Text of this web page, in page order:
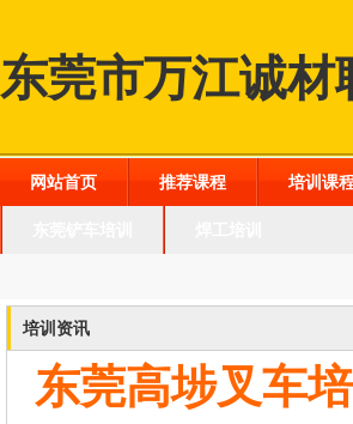
东莞市万江诚材
网站首页 推荐课程 培训课
培训资讯
东莞高埗叉车